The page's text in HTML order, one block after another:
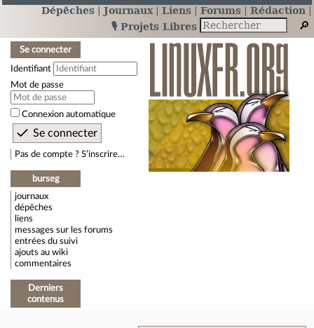
Dépêches Journaux Liens Forums
Rédaction
🎙️ Projets Libres
Se connecter
Identifiant
Mot de passe
Connexion automatique
Pas de compte ? S’inscrire…
burseg
journaux
dépêches
liens
messages sur les forums
entrées du suivi
ajouts au wiki
commentaires
Derniers
contenus